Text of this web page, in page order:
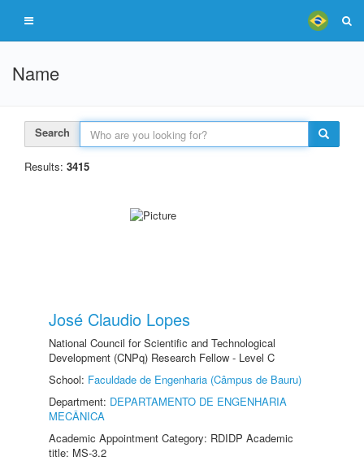
Name
Search
Results: 3415
José Claudio Lopes
National Council for Scientific and Technological
Development (CNPq) Research Fellow - Level C
School: Faculdade de Engenharia (Câmpus de Bauru)
Department: DEPARTAMENTO DE ENGENHARIA
MECÂNICA
Academic Appointment Category: RDIDP Academic
title: MS-3.2